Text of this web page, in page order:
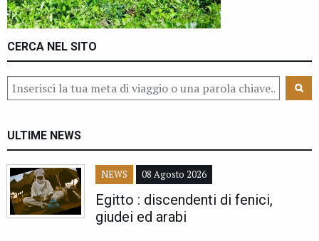
CERCA NEL SITO
ULTIME NEWS
NEWS 08 Agosto 2026
Egitto : discendenti di fenici,
giudei ed arabi